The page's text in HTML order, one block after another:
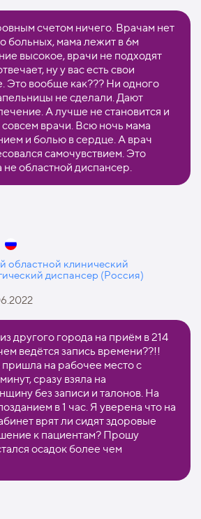
счетом ничего. Врачам нет
больных, мама лежит в 6м
высокое, врачи не подходят
ну у вас есть свои
Это вообще как??? Ни одного
не сделали. Дают
А лучше не становится и
врачи. Всю ночь мама
и болью в сердце. А врач
самочувствием. Это
не областной диспансер.
областной клинический
диспансер (Россия)
другого города на приём в 214
ведётся запись времени??!!
на рабочее место с
сразу взяла на
без записи и талонов. На
в 1 час. Я уверена что на
врят ли сидят здоровые
к пациентам? Прошу
осадок более чем